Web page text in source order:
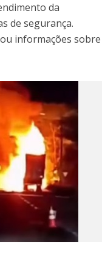
da
de segurança.
informações sobre